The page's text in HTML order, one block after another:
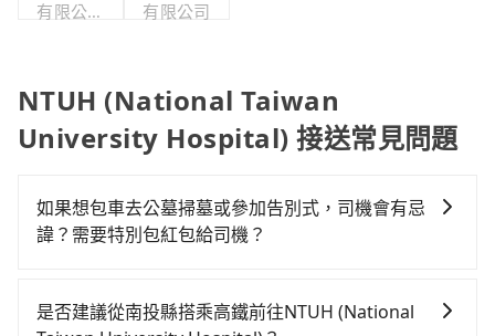
有限公司
有限公司
NTUH (National Taiwan
University Hospital) 接送常見問題
如果想包車去公墓掃墓或參加告別式，司機會有忌
諱？需要特別包紅包給司機？
都會提供接送服務。不過，如果您有其他特殊要求，例
是否建議從南投縣搭乘高鐵前往NTUH (National